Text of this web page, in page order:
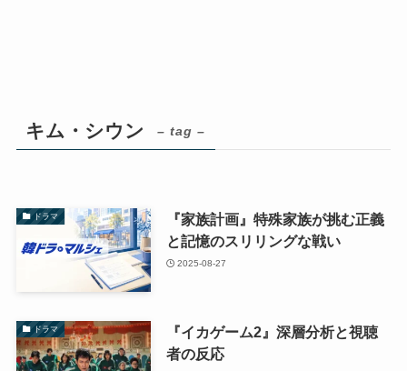
キム・シウン – tag –
ドラマ
『家族計画』特殊家族が挑む正義
と記憶のスリリングな戦い
2025-08-27
ドラマ
『イカゲーム2』深層分析と視聴
者の反応